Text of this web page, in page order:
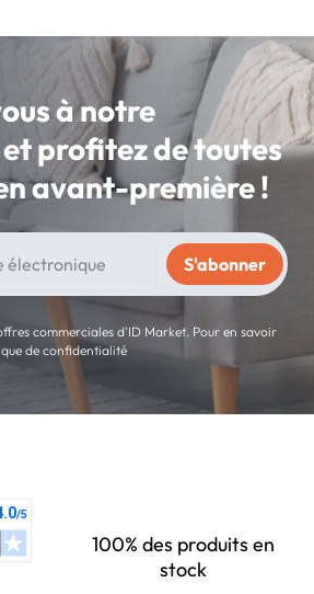
à notre
profitez de toutes
avant-première !
commerciales d'ID Market. Pour en savoir
de confidentialité
100% des produits en
stock